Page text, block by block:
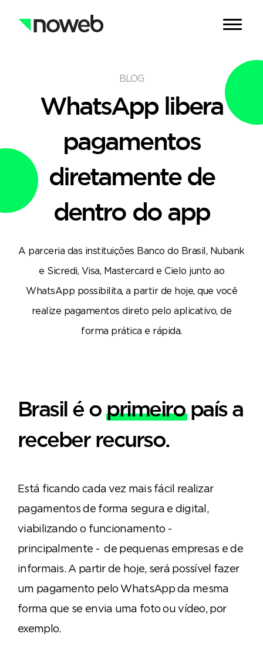
BLOG
WhatsApplibera
pagamentos
diretamente de
dentro do app
A parceria das instituições Banco do Brasil, Nubank
e Sicredi, Visa, Mastercard e Cielo junto ao
WhatsApp possibilita, a partir de hoje, que você
realize pagamentos direto pelo aplicativo, de
forma prática e rápida.
Brasil é oprimeiropaís a
receber recurso.
Está ficando cada vez mais fácil realizar
pagamentos de forma segura e digital,
viabilizando o funcionamento -
principalmente - de pequenas empresas e de
informais. A partir de hoje, será possível fazer
um pagamento pelo WhatsApp da mesma
forma que se envia uma foto ou vídeo, por
exemplo.